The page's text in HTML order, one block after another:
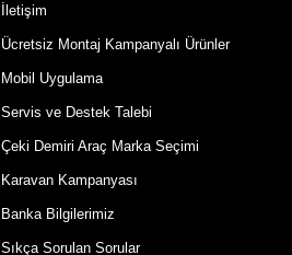
İletişim
Ücretsiz Montaj Kampanyalı Ürünler
Mobil Uygulama
Servis ve Destek Talebi
Çeki Demiri Araç Marka Seçimi
Karavan Kampanyası
Banka Bilgilerimiz
Sıkça Sorulan Sorular